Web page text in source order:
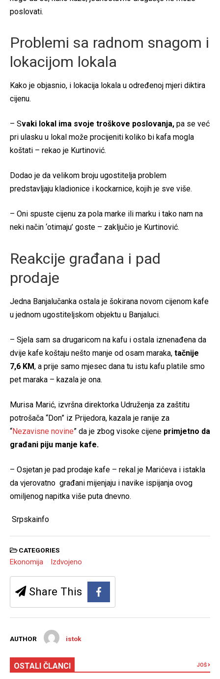
poslovati.
Problemi sa radnom snagom i
lokacijom lokala
Kako je objasnio, i lokacija lokala u određenoj mjeri diktira
cijenu.
– Svaki lokal ima svoje troškove poslovanja, pa se već
pri ulasku u lokal može procijeniti koliko bi kafa mogla
koštati – rekao je Kurtinović.
Dodao je da velikom broju ugostitelja problem
predstavljaju kladionice i kockarnice, kojih je sve više.
– Oni spuste cijenu za pola marke ili marku i tako nam na
neki način ‘otimaju’ goste – zaključio je Kurtinović.
Reakcije građana i pad
prodaje
Jedna Banjalučanka ostala je šokirana novom cijenom kafe
u jednom ugostiteljskom objektu u Banjaluci.
– Sjela sam sa drugaricom na kafu i ostala iznenađena da
dvije kafe koštaju nešto manje od osam maraka, tačnije
7,6 KM, a prije samo mjesec dana tu istu kafu platile smo
pet maraka – kazala je ona.
Murisa Marić, izvršna direktorka Udruženja za zaštitu
potrošača “Don” iz Prijedora, kazala je ranije za
“Nezavisne novine” da je zbog visoke cijene primjetno da
građani piju manje kafe.
– Osjetan je pad prodaje kafe – rekal je Marićeva i istakla
da vjerovatno građani mijenjaju i navike ispijanja ovog
omiljenog napitka više puta dnevno.
Srpskainfo
CATEGORIES
Ekonomija Izdvojeno
Share This
AUTHOR istok
OSTALI ČLANCI JOŠ